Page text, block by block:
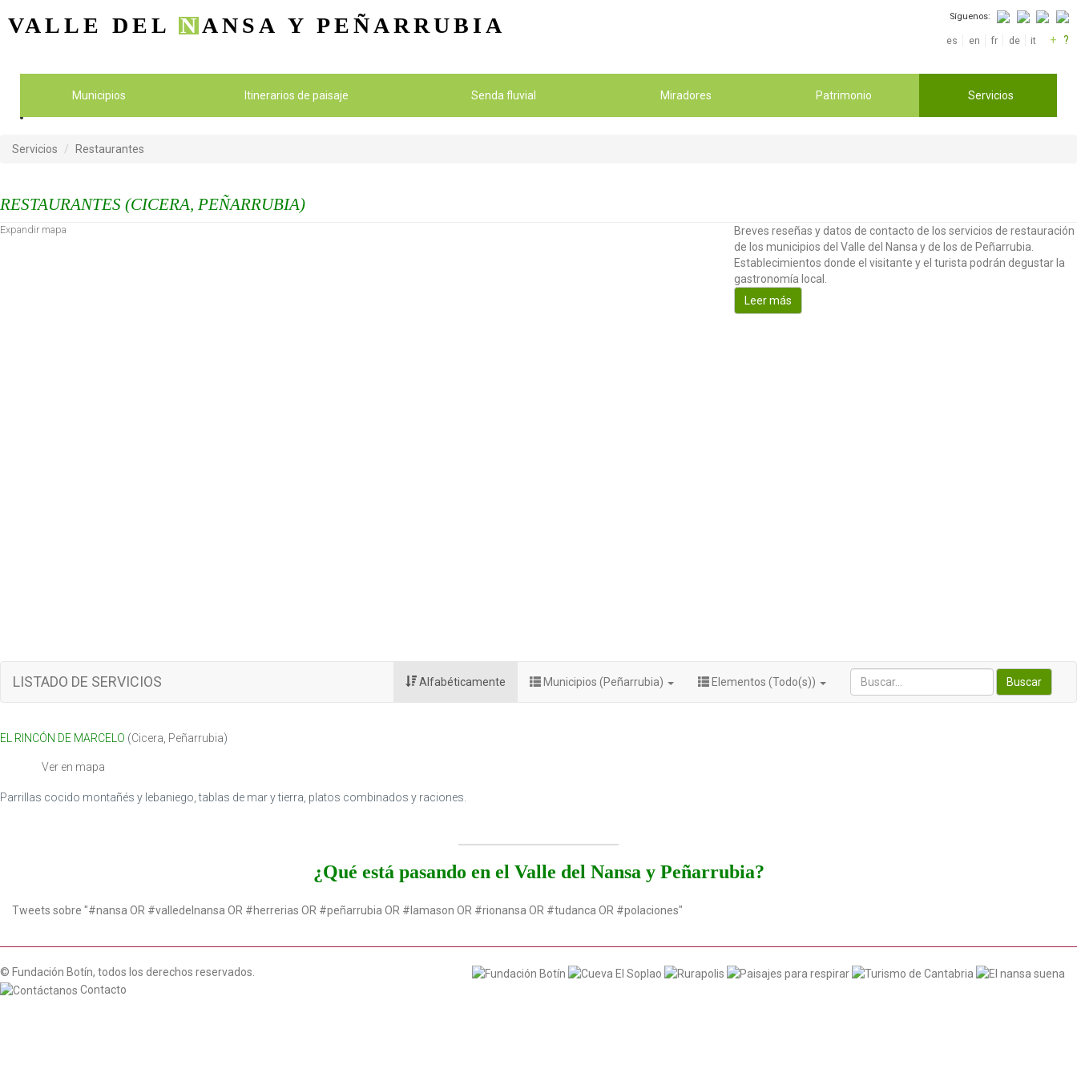
VALLE DEL NANSA Y PEÑARRUBIA Síguenos:
es en fr de it + ?
Municipios Itinerarios de paisaje Senda fluvial Miradores Patrimonio Servicios
Servicios Restaurantes
RESTAURANTES (CICERA, PEÑARRUBIA)
Expandir mapa
Breves reseñas y datos de contacto de los servicios de restauración
de los municipios del Valle del Nansa y de los de Peñarrubia.
Establecimientos donde el visitante y el turista podrán degustar la
gastronomía local.
Leer más
LISTADO DE SERVICIOS Buscar
Alfabéticamente Municipios (Peñarrubia) Elementos (Todo(s))
EL RINCÓN DE MARCELO (Cicera, Peñarrubia)
Ver en mapa
Parrillas cocido montañés y lebaniego, tablas de mar y tierra, platos combinados y raciones.
¿Qué está pasando en el Valle del Nansa y Peñarrubia?
Tweets sobre "#nansa OR #valledelnansa OR #herrerias OR #peñarrubia OR #lamason OR #rionansa OR #tudanca OR #polaciones"
© Fundación Botín, todos los derechos reservados.
Contacto